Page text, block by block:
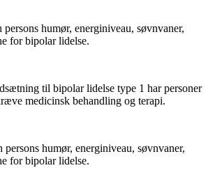
humør, energiniveau, søvnvaner,
for bipolar lidelse.
til bipolar lidelse type 1 har personer
medicinsk behandling og terapi.
humør, energiniveau, søvnvaner,
for bipolar lidelse.